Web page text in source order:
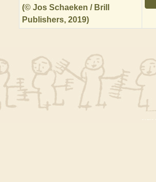
(© Jos Schaeken / Brill
Publishers, 2019)